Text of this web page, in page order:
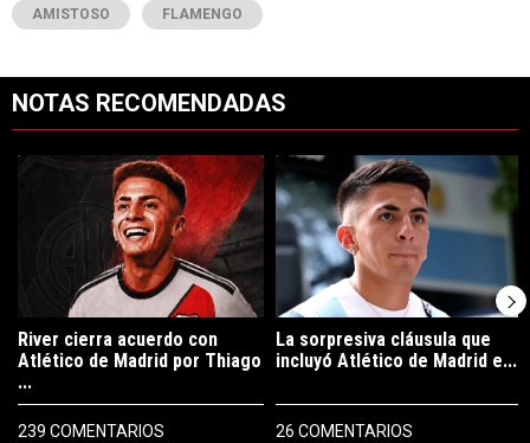
AMISTOSO FLAMENGO
NOTAS RECOMENDADAS
Un artículo de tendencia con el título "River cierra acuerdo con
River cierra acuerdo con
Atlético de Madrid por Thiago
...
239 COMENTARIOS
Un artículo de tendencia con el
La sorpresiva cláusula que
incluyó Atlético de Madrid e...
26 COMENTARIOS